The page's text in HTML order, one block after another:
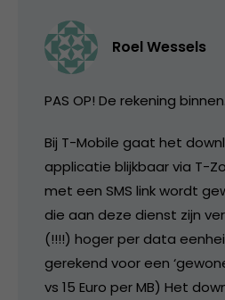
Roel Wessels
PAS OP! De rekening
Bij T-Mobile gaat het
applicatie blijkbaar via T-
met een SMS link wordt
die aan deze dienst zijn
(!!!!) hoger per data
gerekend voor een
vs 15 Euro per MB) Het